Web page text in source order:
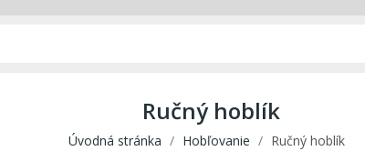
Ručný hoblík
Úvodná stránka Hobľovanie Ručný hoblík